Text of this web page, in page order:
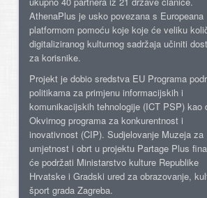
AthenaPlus je usko povezana s Europeana
platformom pomoću koje koje će veliku
digitaliziranog kulturnog sadržaja učiniti
za korisnike.
Projekt je dobio sredstva EU Programa
politikama za primjenu informacijskih i
komunikacijskih tehnologije (ICT PSP) kao
Okvirnog programa za konkurentnost i
inovativnost (CIP). Sudjelovanje Muzeja za
umjetnost i obrt u projektu Partage Plus
će podržati Ministarstvo kulture Republike
Hrvatske i Gradski ured za obrazovanje,
šport grada Zagreba.